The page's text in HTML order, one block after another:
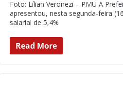
Foto: Lílian Veronezi – PMU A
apresentou, nesta segunda-feira
salarial de 5,4%
Read More